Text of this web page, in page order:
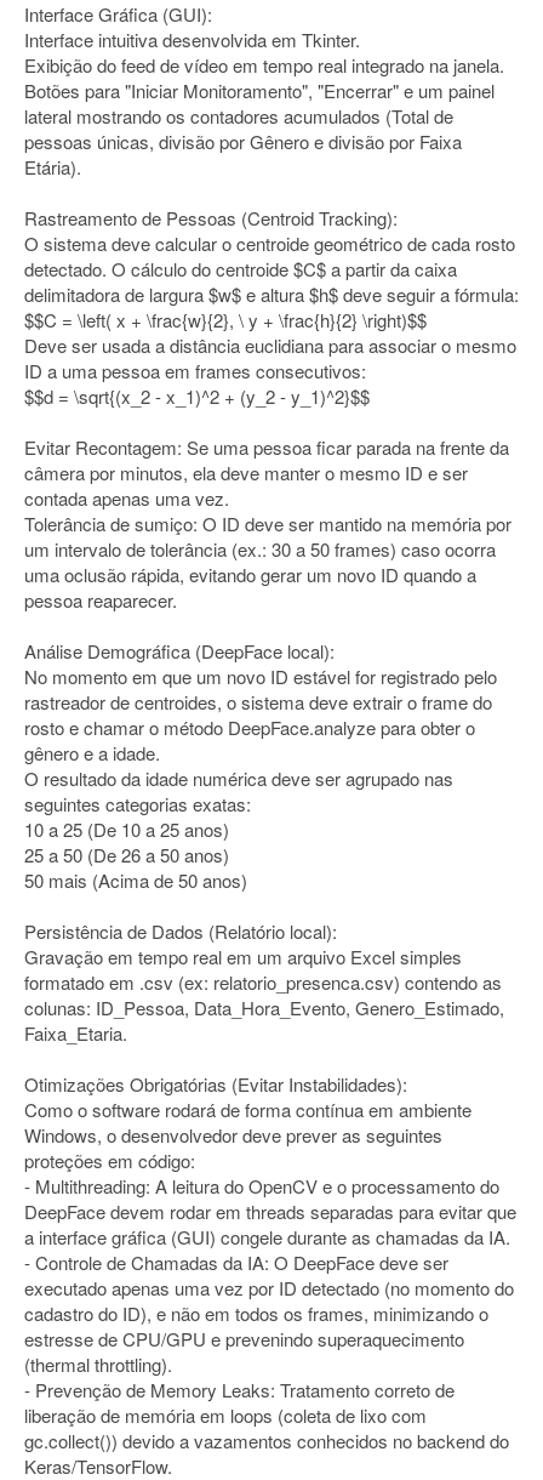
Interface Gráfica (GUI):
Interface intuitiva desenvolvida em Tkinter.
Exibição do feed de vídeo em tempo real integrado na janela.
Botões para "Iniciar Monitoramento", "Encerrar" e um painel
lateral mostrando os contadores acumulados (Total de
pessoas únicas, divisão por Gênero e divisão por Faixa
Etária).
Rastreamento de Pessoas (Centroid Tracking):
O sistema deve calcular o centroide geométrico de cada rosto
detectado. O cálculo do centroide $C$ a partir da caixa
delimitadora de largura $w$ e altura $h$ deve seguir a fórmula:
$$C = \left( x + \frac{w}{2}, \ y + \frac{h}{2} \right)$$
Deve ser usada a distância euclidiana para associar o mesmo
ID a uma pessoa em frames consecutivos:
$$d = \sqrt{(x_2 - x_1)^2 + (y_2 - y_1)^2}$$
Evitar Recontagem: Se uma pessoa ficar parada na frente da
câmera por minutos, ela deve manter o mesmo ID e ser
contada apenas uma vez.
Tolerância de sumiço: O ID deve ser mantido na memória por
um intervalo de tolerância (ex.: 30 a 50 frames) caso ocorra
uma oclusão rápida, evitando gerar um novo ID quando a
pessoa reaparecer.
Análise Demográfica (DeepFace local):
No momento em que um novo ID estável for registrado pelo
rastreador de centroides, o sistema deve extrair o frame do
rosto e chamar o método DeepFace.analyze para obter o
gênero e a idade.
O resultado da idade numérica deve ser agrupado nas
seguintes categorias exatas:
10 a 25 (De 10 a 25 anos)
25 a 50 (De 26 a 50 anos)
50 mais (Acima de 50 anos)
Persistência de Dados (Relatório local):
Gravação em tempo real em um arquivo Excel simples
formatado em .csv (ex: relatorio_presenca.csv) contendo as
colunas: ID_Pessoa, Data_Hora_Evento, Genero_Estimado,
Faixa_Etaria.
Otimizações Obrigatórias (Evitar Instabilidades):
Como o software rodará de forma contínua em ambiente
Windows, o desenvolvedor deve prever as seguintes
proteções em código:
- Multithreading: A leitura do OpenCV e o processamento do
DeepFace devem rodar em threads separadas para evitar que
a interface gráfica (GUI) congele durante as chamadas da IA.
- Controle de Chamadas da IA: O DeepFace deve ser
executado apenas uma vez por ID detectado (no momento do
cadastro do ID), e não em todos os frames, minimizando o
estresse de CPU/GPU e prevenindo superaquecimento
(thermal throttling).
- Prevenção de Memory Leaks: Tratamento correto de
liberação de memória em loops (coleta de lixo com
gc.collect()) devido a vazamentos conhecidos no backend do
Keras/TensorFlow.